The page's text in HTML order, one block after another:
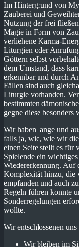
Im Hintergrund von
Zauberei und
Nutzung der frei
Magie in Form von
verliehene Karma-
Liturgien oder
Göttern selbst
dem Umstand, dass
erkennbar und durch
Fällen sind auch
Liturgie vorhanden.
bestimmten
gegne diese besonders
Wir haben lange und
falls ja, wie, wie wir
einen Seite stellt es für
Spielende ein
Wiedererkennung. Auf
Komplexität hinzu, die
empfanden und auch
Regeln führen konnte
Sonderregelungen
wollte.
Wir entschlossenen
Wir bleiben im